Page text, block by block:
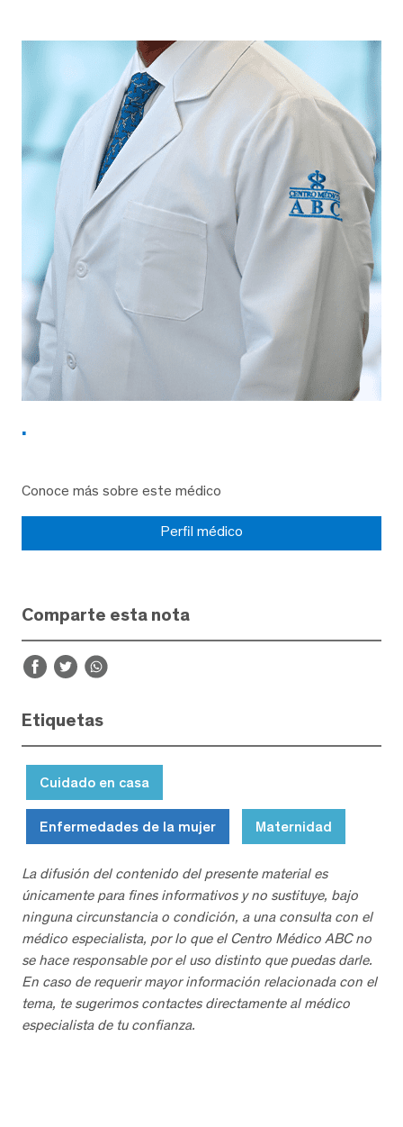
.
Conoce más sobre este médico
Perfil médico
Comparte esta nota
Etiquetas
Cuidado en casa
Enfermedades de la mujer Maternidad
La difusión del contenido del presente material es
únicamente para fines informativos y no sustituye, bajo
ninguna circunstancia o condición, a una consulta con el
médico especialista, por lo que el Centro Médico ABC no
se hace responsable por el uso distinto que puedas darle.
En caso de requerir mayor información relacionada con el
tema, te sugerimos contactes directamente al médico
especialista de tu confianza.